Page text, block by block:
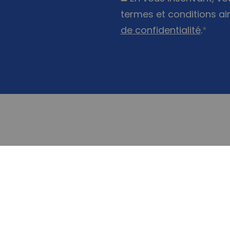
termes et conditions
de confidentialité.*